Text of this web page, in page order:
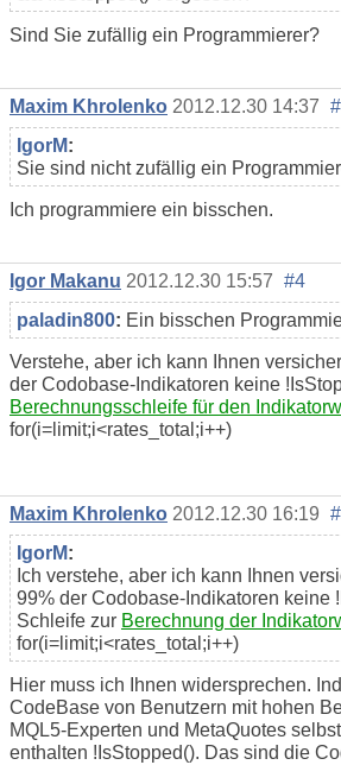
Sind Sie zufällig ein Programmierer?
Maxim Khrolenko 2012.12.30 14:37
IgorM:
Sie sind nicht zufällig ein
Ich programmiere ein bisschen.
Igor Makanu 2012.12.30 15:57 #4
paladin800: Ein bisschen
Verstehe, aber ich kann Ihnen
der Codobase-Indikatoren keine
Berechnungsschleife für den
for(i=limit;i<rates_total;i++)
Maxim Khrolenko 2012.12.30 16:19
IgorM:
Ich verstehe, aber ich kann Ihnen
99% der Codobase-Indikatoren keine
Schleife zur Berechnung der
for(i=limit;i<rates_total;i++)
Hier muss ich Ihnen widersprechen.
CodeBase von Benutzern mit hohen
MQL5-Experten und MetaQuotes
enthalten !IsStopped(). Das sind die